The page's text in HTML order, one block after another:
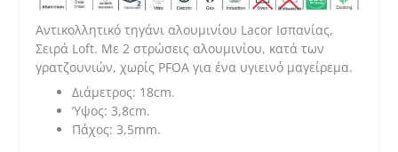
Αντικολλητικό τηγάνι αλουμινίου Lacor Ισπανίας,
Σειρά Loft. Με 2 στρώσεις αλουμινίου, κατά των
γρατζουνιών, χωρίς PFOA για ένα υγιεινό μαγείρεμα.
Διάμετρος: 18cm.
Ύψος: 3,8cm.
Πάχος: 3,5mm.